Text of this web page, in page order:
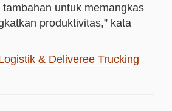
untuk memangkas
produktivitas,” kata
& Deliveree Trucking